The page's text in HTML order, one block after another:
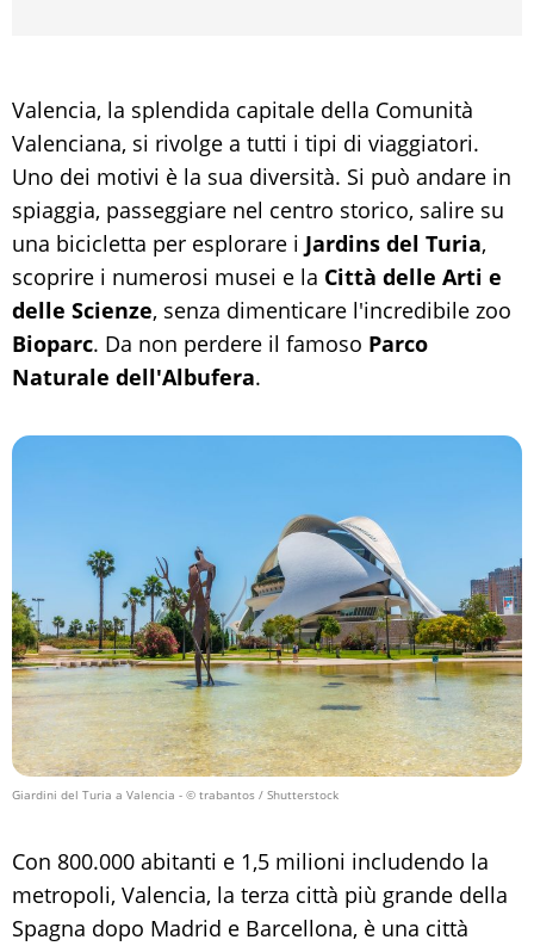
Valencia, la splendida capitale della Comunità
Valenciana, si rivolge a tutti i tipi di viaggiatori.
Uno dei motivi è la sua diversità. Si può andare in
spiaggia, passeggiare nel centro storico, salire su
una bicicletta per esplorare i Jardins del Turia,
scoprire i numerosi musei e la Città delle Arti e
delle Scienze, senza dimenticare l'incredibile zoo
Bioparc. Da non perdere il famoso Parco
Naturale dell'Albufera.
Giardini del Turia a Valencia - © trabantos / Shutterstock
Con 800.000 abitanti e 1,5 milioni includendo la
metropoli, Valencia, la terza città più grande della
Spagna dopo Madrid e Barcellona, è una città